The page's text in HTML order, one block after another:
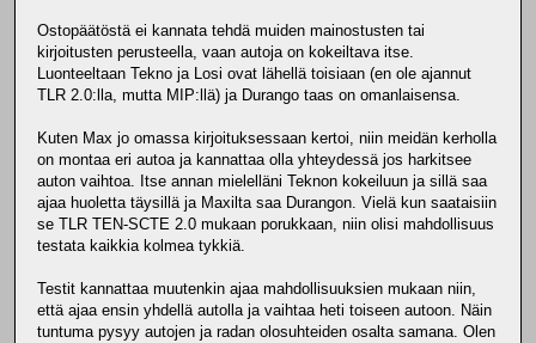
Ostopäätöstä ei kannata tehdä muiden mainostusten tai
kirjoitusten perusteella, vaan autoja on kokeiltava itse.
Luonteeltaan Tekno ja Losi ovat lähellä toisiaan (en ole ajannut
TLR 2.0:lla, mutta MIP:llä) ja Durango taas on omanlaisensa.
Kuten Max jo omassa kirjoituksessaan kertoi, niin meidän kerholla
on montaa eri autoa ja kannattaa olla yhteydessä jos harkitsee
auton vaihtoa. Itse annan mielelläni Teknon kokeiluun ja sillä saa
ajaa huoletta täysillä ja Maxilta saa Durangon. Vielä kun saataisiin
se TLR TEN-SCTE 2.0 mukaan porukkaan, niin olisi mahdollisuus
testata kaikkia kolmea tykkiä.
Testit kannattaa muutenkin ajaa mahdollisuuksien mukaan niin,
että ajaa ensin yhdellä autolla ja vaihtaa heti toiseen autoon. Näin
tuntuma pysyy autojen ja radan olosuhteiden osalta samana. Olen